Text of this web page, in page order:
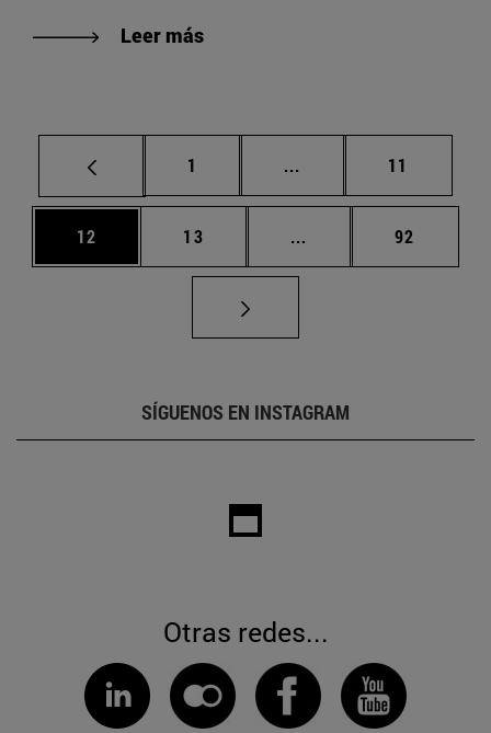
Leer más
Página
1 ... Páginas intermedias
Página
11
Página
12 Página
13 ... Páginas intermedias
Página
92
SÍGUENOS EN INSTAGRAM
Otras redes...